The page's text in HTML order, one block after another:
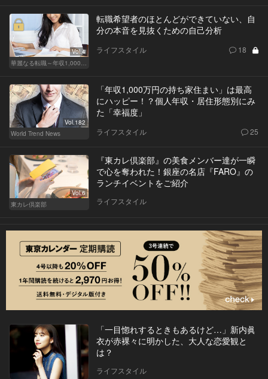
Vol.4
転職希望者のほとんどができていない、自
分の本音を見抜くための自己分析
ライフスタイル 18
Vol.182
World Trend News
「年収1,000万円の持ち家住まい」は最高
にハッピー！？個人年収・居住形態別にみ
た「幸福度」
ライフスタイル 25
Vol.6
東カレ倶楽部
『東カレ倶楽部』の美食メンバー達が一瞬
で心を奪われた！銀座の名店『FARO』の
ランチイベントをご紹介
ライフスタイル
「一目惚れするときもあるけど…」新内眞
衣が赤裸々に明かした、大人な恋愛観と
は？
ライフスタイル